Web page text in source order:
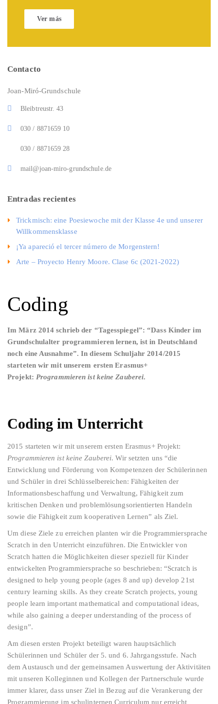
Coding
Im März 2014 schrieb der “Tagesspiegel”: “Dass Kinder im
Grundschulalter programmieren lernen, ist in Deutschland
noch eine Ausnahme”. In diesem Schuljahr 2014/2015
starteten wir mit unserem ersten Erasmus+
Projekt: Programmieren ist keine Zauberei.
Coding im Unterricht
2015 starteten wir mit unserem ersten Erasmus+ Projekt:
Programmieren ist keine Zauberei. Wir setzten uns “die
Entwicklung und Förderung von Kompetenzen der Schülerinnen
und Schüler in drei Schlüsselbereichen: Fähigkeiten der
Informationsbeschaffung und Verwaltung, Fähigkeit zum
kritischen Denken und problemlösungsorientierten Handeln
sowie die Fähigkeit zum kooperativen Lernen” als Ziel.
Um diese Ziele zu erreichen planten wir die Programmiersprache
Scratch in den Unterricht einzuführen. Die Entwickler von
Scratch hatten die Möglichkeiten dieser speziell für Kinder
entwickelten Programmiersprache so beschrieben: “Scratch is
designed to help young people (ages 8 and up) develop 21st
century learning skills. As they create Scratch projects, young
people learn important mathematical and computational ideas,
while also gaining a deeper understanding of the process of
design”.
Am diesen ersten Projekt beteiligt waren hauptsächlich
Schülerinnen und Schüler der 5. und 6. Jahrgangsstufe. Nach
dem Austausch und der gemeinsamen Auswertung der Aktivitäten
mit unseren Kolleginnen und Kollegen der Partnerschule wurde
immer klarer, dass unser Ziel in Bezug auf die Verankerung der
Programmierung im schulinternen Curriculum nur erreicht
Ver más
Contacto
Joan-Miró-Grundschule
Bleibtreustr. 43
030 / 8871659 10
030 / 8871659 28
mail@joan-miro-grundschule.de
Entradas recientes
Trickmisch: eine Poesiewoche mit der Klasse 4e und unserer
Willkommensklasse
¡Ya apareció el tercer número de Morgenstern!
Arte – Proyecto Henry Moore. Clase 6c (2021-2022)